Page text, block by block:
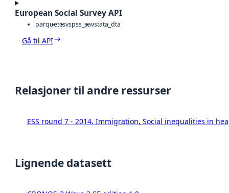
European Social Survey API
parquetcsvspss_savstata_dta
Gå til API
Relasjoner til andre ressurser
ESS round 7 - 2014. Immigration, Social inequalities in
Lignende datasett